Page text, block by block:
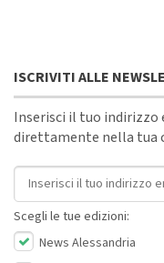
ISCRIVITI ALLE
Inserisci il tuo indirizzo
direttamente nella tua
Indirizzo email
Scegli le tue edizioni:
News Alessandria